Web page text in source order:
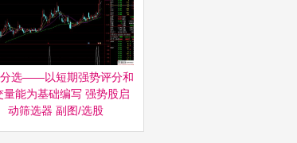
选——以短期强势评分和
量能为基础编写 强势股启
动筛选器‌ 副图/选股